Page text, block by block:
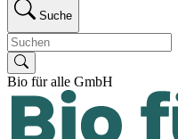
Suche
Bio für alle GmbH